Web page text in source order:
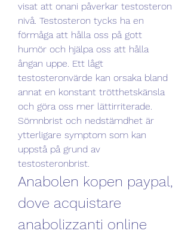
visat att onani påverkar testosteron
nivå. Testosteron tycks ha en
förmåga att hålla oss på gott
humör och hjälpa oss att hålla
ångan uppe. Ett lågt
testosteronvärde kan orsaka bland
annat en konstant trötthetskänsla
och göra oss mer lättirriterade.
Sömnbrist och nedstämdhet är
ytterligare symptom som kan
uppstå på grund av
testosteronbrist.
Anabolen kopen paypal,
dove acquistare
anabolizzanti online